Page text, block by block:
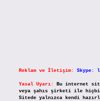
Reklam ve İletişim: Skype:
Yasal Uyarı:
Bu internet
veya şahıs şirketi ile hiçbir
Sitede yalnızca kendi